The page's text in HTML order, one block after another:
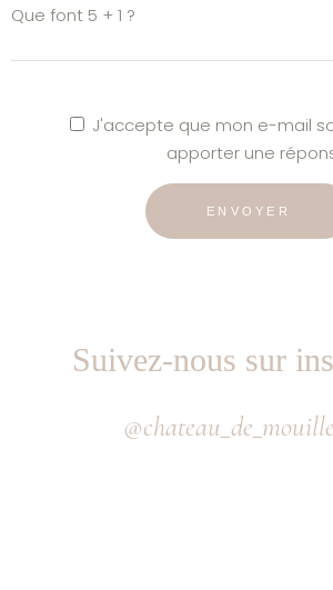
Que font 5 + 1 ?
J'accepte que mon e-mail
apporter une
ENVOYER
Suivez-nous sur